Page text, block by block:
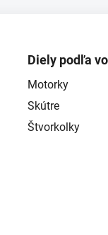
Diely podľa
Motorky
Skútre
Štvorkolky